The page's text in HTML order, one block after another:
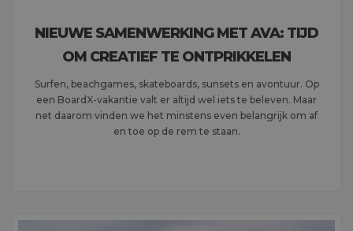
NIEUWE SAMENWERKING MET AVA: TIJD
OM CREATIEF TE ONTPRIKKELEN
Surfen, beachgames, skateboards, sunsets en avontuur. Op
een BoardX-vakantie valt er altijd wel iets te beleven. Maar
net daarom vinden we het minstens even belangrijk om af
en toe op de rem te staan.